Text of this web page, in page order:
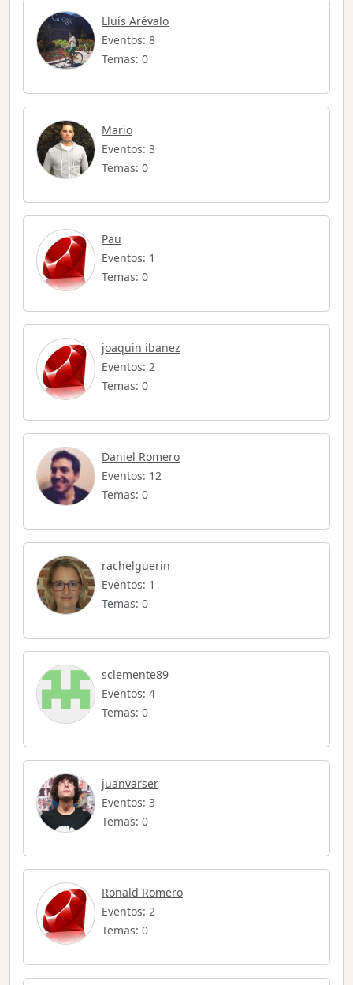
Lluís Arévalo
Eventos: 8
Temas: 0
Mario
Eventos: 3
Temas: 0
Pau
Eventos: 1
Temas: 0
joaquin ibanez
Eventos: 2
Temas: 0
Daniel Romero
Eventos: 12
Temas: 0
rachelguerin
Eventos: 1
Temas: 0
sclemente89
Eventos: 4
Temas: 0
juanvarser
Eventos: 3
Temas: 0
Ronald Romero
Eventos: 2
Temas: 0